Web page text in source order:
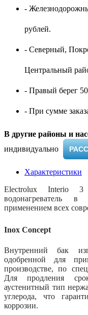
-
рублей.
- Северный,
Центральный
- Правый берег
- При сумме
В другие районы и
индивидуально ​
Характеристики
Electrolux Interio 3
водонагреватель
применением всех
Inox Concept
Внутренний бак
одобренной для
производстве, по
Для продления
аустенитный тип
углерода, что
коррозии.